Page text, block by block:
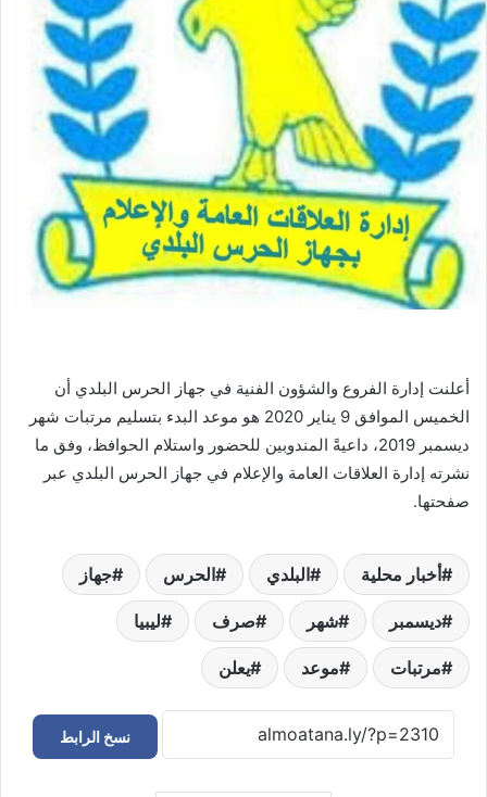
أعلنت إدارة الفروع والشؤون الفنية في جهاز الحرس البلدي أن
الخميس الموافق 9 يناير 2020 هو موعد البدء بتسليم مرتبات شهر
ديسمبر 2019، داعيةً المندوبين للحضور واستلام الحوافظ، وفق ما
نشرته إدارة العلاقات العامة والإعلام في جهاز الحرس البلدي عبر
صفحتها.
أخبار محلية البلدي الحرس جهاز
ديسمبر شهر صرف ليبيا
مرتبات موعد يعلن
نسخ الرابط